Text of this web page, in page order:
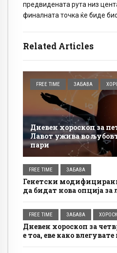
Related Articles
FREE TIME ЗАБАВА
Дневен хороскоп за
Лавот ужива во
пари
FREE TIME ЗАБАВА
Генетски
да бидат нова опција
FREE TIME ЗАБАВА
Дневен хороскоп за
е тоа, еве како
предвидената рута низ
финалната точка ќе биде